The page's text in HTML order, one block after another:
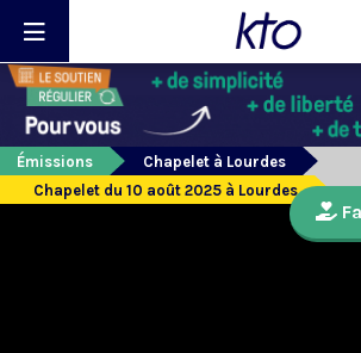
Émissions
Chapelet à Lourdes
Chapelet du 10 août 2025 à Lourdes